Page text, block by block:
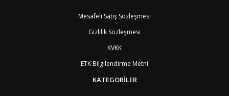
Mesafeli Satış Sözleşmesi
Gizlilik Sözleşmesi
KVKK
ETK Bilgilendirme Metni
KATEGORİLER